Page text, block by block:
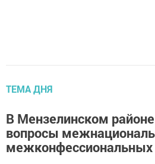
ТЕМА ДНЯ
В Мензелинском
вопросы